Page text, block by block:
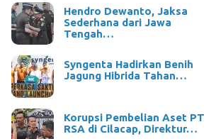
Hendro Dewanto, Jaksa
Sederhana dari Jawa
Tengah…
Syngenta Hadirkan Benih
Jagung Hibrida Tahan…
Korupsi Pembelian Aset PT
RSA di Cilacap, Direktur…